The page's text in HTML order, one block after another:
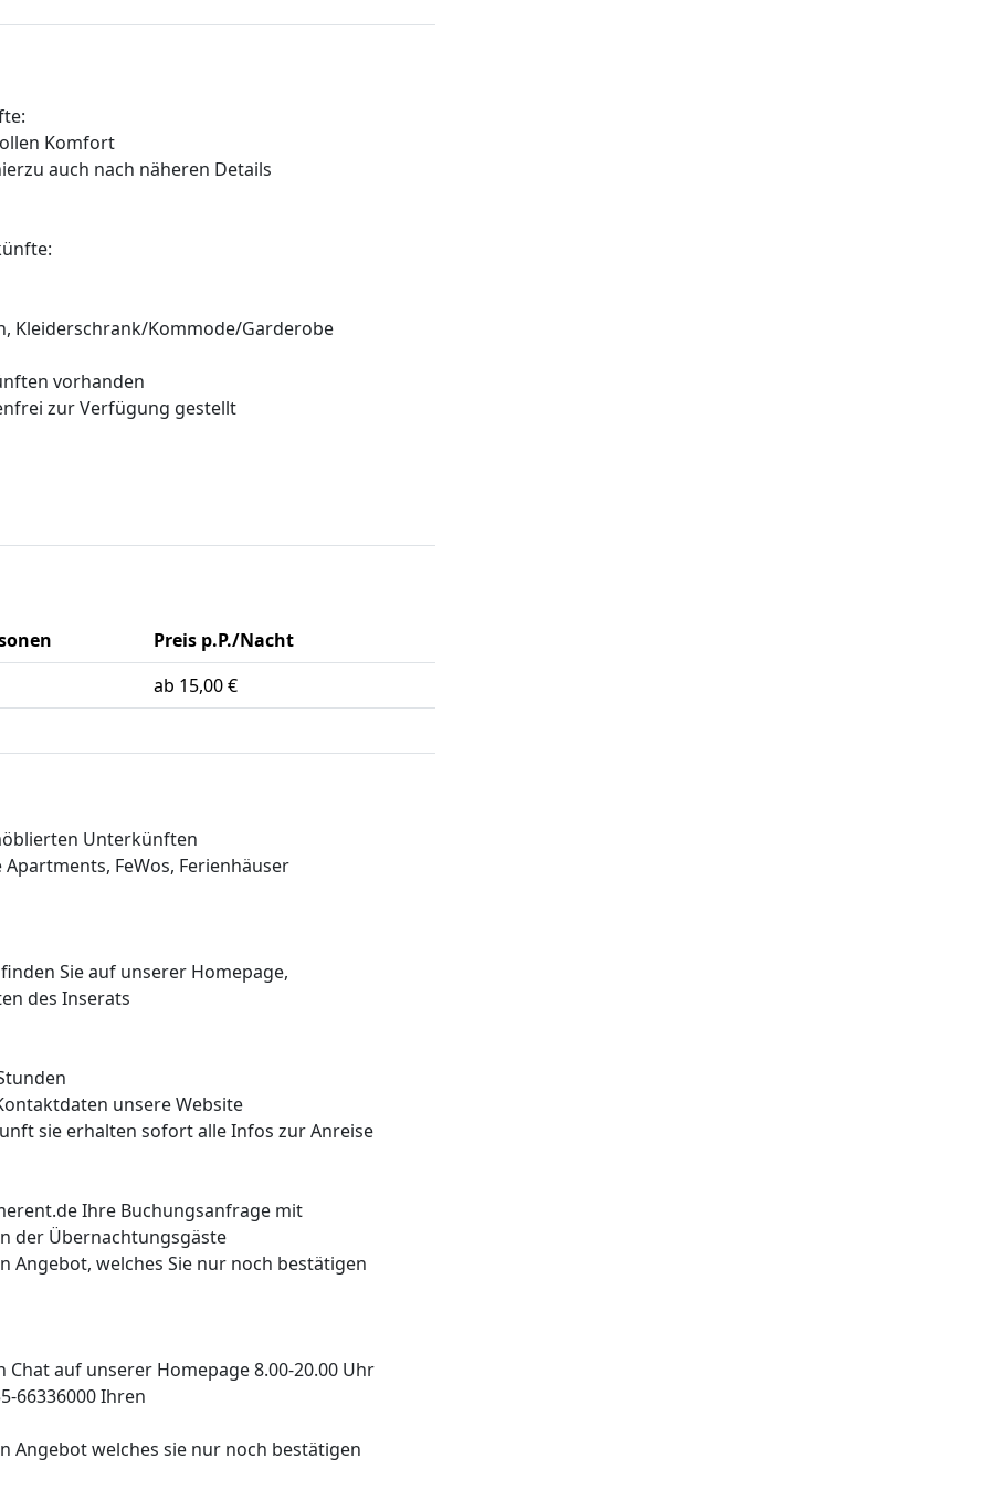
Komfort
auch nach näheren Details
Kleiderschrank/Kommode/Garderobe
vorhanden
zur Verfügung gestellt
Preis p.P./Nacht
ab 15,00 €
Unterkünften
FeWos, Ferienhäuser
Sie auf unserer Homepage,
des Inserats
unsere Website
sie erhalten sofort alle Infos zur Anreise
Ihre Buchungsanfrage mit
der Übernachtungsgäste
Angebot, welches Sie nur noch bestätigen
auf unserer Homepage 8.00-20.00 Uhr
66336000 Ihren
Angebot welches sie nur noch bestätigen